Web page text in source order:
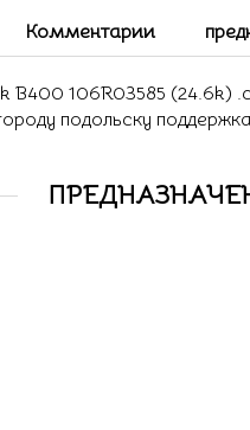
Комментарии
B400 106R03585 (24.6k)
подольску